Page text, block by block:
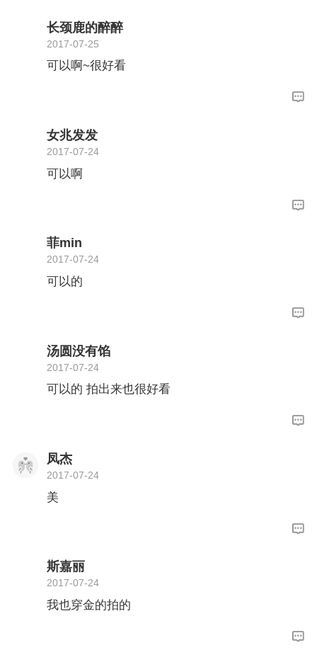
长颈鹿的醉醉
2017-07-25
可以啊~很好看
女兆发发
2017-07-24
可以啊
菲min
2017-07-24
可以的
汤圆没有馅
2017-07-24
可以的 拍出来也很好看
凤杰
2017-07-24
美
斯嘉丽
2017-07-24
我也穿金的拍的